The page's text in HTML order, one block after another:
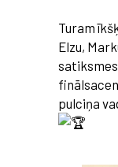
Turam
Elzu,
pulciņa